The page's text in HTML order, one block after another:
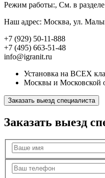
Режим работы:, См. в
Наш адрес: Москва, ул.
+7 (929) 50-11-888
+7 (495) 663-51-48
info@igranit.ru
Установка на ВСЕХ
Москвы и Московской
Заказать выезд специалиста
Заказать выезд